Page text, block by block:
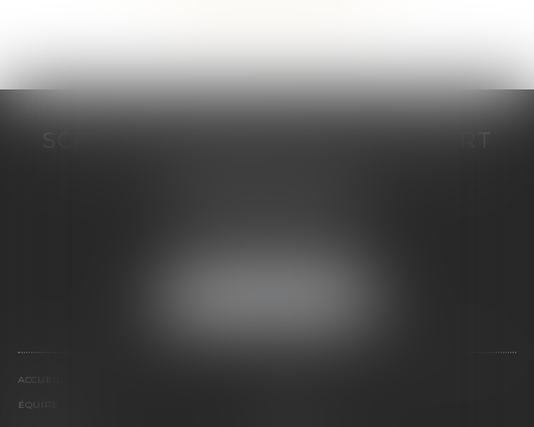
SCP COSTE DAUDÉ VALLET LAMBERT
ACCUEIL
ÉQUIPE